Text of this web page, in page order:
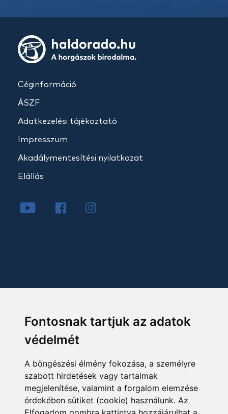
Fontosnak tartjuk az adatok
védelmét
A böngészési élmény fokozása, a személyre
szabott hirdetések vagy tartalmak
megjelenítése, valamint a forgalom elemzése
érdekében sütiket (cookie) használunk. Az
Céginformáció
ÁSZF
Adatkezelési tájékoztató
Impresszum
Akadálymentesítési nyilatkozat
Elállás